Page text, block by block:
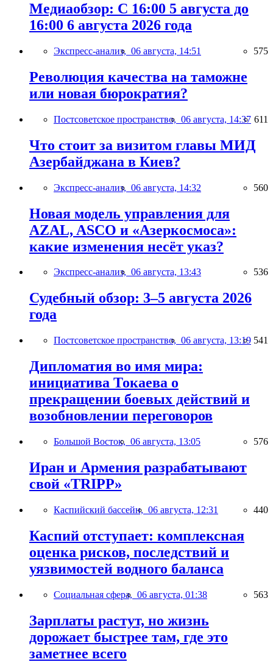
Медиаобзор: С 16:00 5 августа до
16:00 6 августа 2026 года
Экспресс-анализ, 06 августа, 14:51 575
Революция качества на таможне
или новая бюрократия?
Постсоветское пространство, 06 августа, 14:37 611
Что стоит за визитом главы МИД
Азербайджана в Киев?
Экспресс-анализ, 06 августа, 14:32 560
Новая модель управления для
AZAL, ASCO и «Азеркосмоса»:
какие изменения несёт указ?
Экспресс-анализ, 06 августа, 13:43 536
Судебный обзор: 3–5 августа 2026
года
Постсоветское пространство, 06 августа, 13:19 541
Дипломатия во имя мира:
инициатива Токаева о
прекращении боевых действий и
возобновлении переговоров
Большой Восток, 06 августа, 13:05 576
Иран и Армения разрабатывают
свой «TRIPP»
Каспийский бассейн, 06 августа, 12:31 440
Каспий отступает: комплексная
оценка рисков, последствий и
уязвимостей водного баланса
Социальная сфера, 06 августа, 01:38 563
Зарплаты растут, но жизнь
дорожает быстрее там, где это
заметнее всего